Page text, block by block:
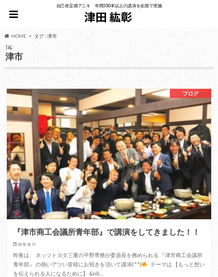
自己肯定感アニキ 年間330本以上の講演を全国で実施
HOME タグ : 津市
TAG
津市
ブログ
『津市商工会議所青年部』で講演をしてきました！！
2018.10.17
昨夜は、 ネッツトヨタ三重の平野専務が委員長を務められる 『津市商工会議所
青年部』 の熱いアツい皆様にお招きを頂いて講演(^^)
テーマは 【もっと想い
を伝えられる人になるために】 &nb…